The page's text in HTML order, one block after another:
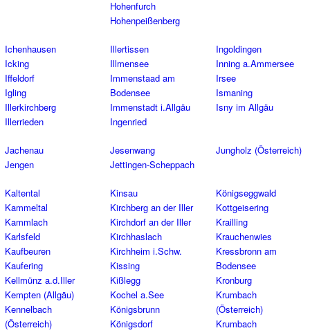
Hohenfurch
Hohenpeißenberg
Ichenhausen
Icking
Iffeldorf
Igling
Illerkirchberg
Illerrieden
Illertissen
Illmensee
Immenstaad am
Bodensee
Immenstadt i.Allgäu
Ingenried
Ingoldingen
Inning a.Ammersee
Irsee
Ismaning
Isny im Allgäu
Jachenau
Jengen
Jesenwang
Jettingen-Scheppach
Jungholz (Österreich)
Kaltental
Kammeltal
Kammlach
Karlsfeld
Kaufbeuren
Kaufering
Kellmünz a.d.Iller
Kempten (Allgäu)
Kennelbach
(Österreich)
Kinsau
Kirchberg an der Iller
Kirchdorf an der Iller
Kirchhaslach
Kirchheim i.Schw.
Kissing
Kißlegg
Kochel a.See
Königsbrunn
Königsdorf
Königseggwald
Kottgeisering
Krailling
Krauchenwies
Kressbronn am
Bodensee
Kronburg
Krumbach
(Österreich)
Krumbach